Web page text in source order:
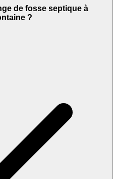
de fosse septique à
?